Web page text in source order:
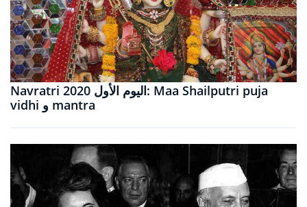
Navratri 2020 اليوم الأول: Maa Shailputri puja
vidhi و mantra